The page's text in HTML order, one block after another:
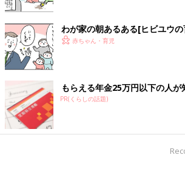
わが家の朝あるある[ヒビユウ
赤ちゃん・育児
もらえる年金25万円以下の人が
PR(くらしの話題)